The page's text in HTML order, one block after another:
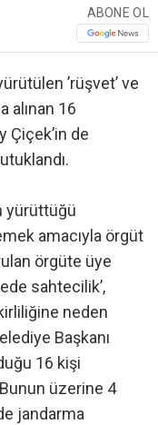
ABONE OL
’rüşvet’ ve
alınan 16
Çiçek’in de
yürüttüğü
amacıyla örgüt
örgüte üye
sahtecilik’,
neden
Başkanı
16 kişi
üzerine 4
jandarma